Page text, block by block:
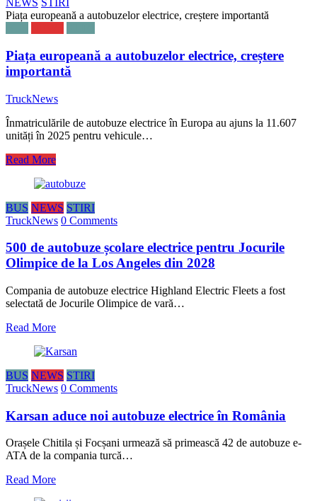
NEWS STIRI
Piața europeană a autobuzelor electrice, creștere importantă
Piața europeană a autobuzelor electrice, creștere
importantă
TruckNews
Înmatriculările de autobuze electrice în Europa au ajuns la 11.607
unități în 2025 pentru vehicule…
Read More
BUS NEWS STIRI
TruckNews 0 Comments
500 de autobuze școlare electrice pentru Jocurile
Olimpice de la Los Angeles din 2028
Compania de autobuze electrice Highland Electric Fleets a fost
selectată de Jocurile Olimpice de vară…
Read More
BUS NEWS STIRI
TruckNews 0 Comments
Karsan aduce noi autobuze electrice în România
Orașele Chitila și Focșani urmează să primească 42 de autobuze e-
ATA de la compania turcă…
Read More